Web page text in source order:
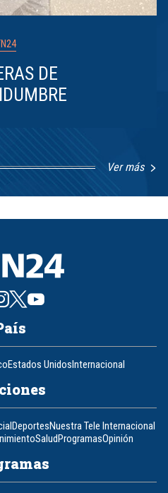
DE
Ver más
Estados UnidosInternacional
DeportesNuestra Tele Internacional
SaludProgramasOpinión